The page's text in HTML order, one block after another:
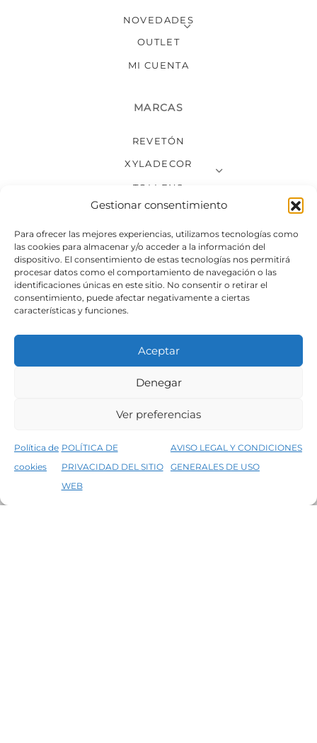
Gestionar consentimiento
Para ofrecer las mejores experiencias, utilizamos tecnologías como
las cookies para almacenar y/o acceder a la información del
dispositivo. El consentimiento de estas tecnologías nos permitirá
procesar datos como el comportamiento de navegación o las
identificaciones únicas en este sitio. No consentir o retirar el
consentimiento, puede afectar negativamente a ciertas
características y funciones.
Aceptar
Denegar
Ver preferencias
Política de
cookies
POLÍTICA DE
PRIVACIDAD DEL SITIO
WEB
AVISO LEGAL Y CONDICIONES
GENERALES DE USO
5% de descuento en tu primera compra, utiliza el código PRIMERACOMPRA
NOVEDADES
OUTLET
MI CUENTA
MARCAS
REVETÓN
XYLADECOR
TOLLENS
BRUGUER
VER TODAS LAS MARCAS
ATENCIÓN AL CLIENTE
DEVOLUCIONES
FORMAS DE PAGO
SÍGUENOS